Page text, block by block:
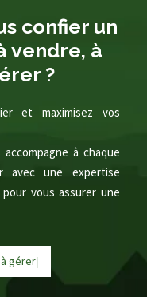
confier un
vendre, à
?
et maximisez vos
à chaque
avec une expertise
vous assurer une
àgére|